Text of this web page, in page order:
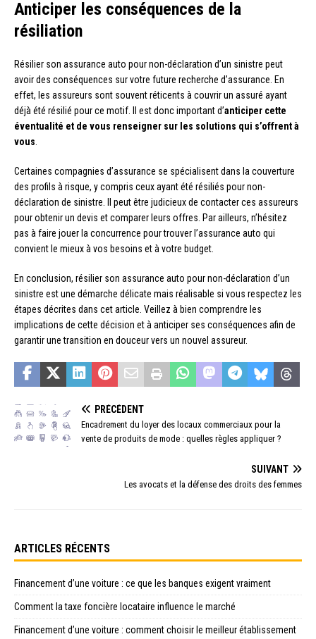
Anticiper les conséquences de la
résiliation
Résilier son assurance auto pour non-déclaration d’un sinistre peut
avoir des conséquences sur votre future recherche d’assurance. En
effet, les assureurs sont souvent réticents à couvrir un assuré ayant
déjà été résilié pour ce motif. Il est donc important d’anticiper cette
éventualité et de vous renseigner sur les solutions qui s’offrent à
vous
Certaines compagnies d’assurance se spécialisent dans la couverture
des profils à risque, y compris ceux ayant été résiliés pour non-
déclaration de sinistre. Il peut être judicieux de contacter ces assureurs
pour obtenir un devis et comparer leurs offres. Par ailleurs, n’hésitez
pas à faire jouer la concurrence pour trouver l’assurance auto qui
convient le mieux à vos besoins et à votre budget.
En conclusion, résilier son assurance auto pour non-déclaration d’un
sinistre est une démarche délicate mais réalisable si vous respectez les
étapes décrites dans cet article. Veillez à bien comprendre les
implications de cette décision et à anticiper ses conséquences afin de
garantir une transition en douceur vers un nouvel assureur.
PRÉCÉDENT
Encadrement du loyer des locaux commerciaux pour la
vente de produits de mode : quelles règles appliquer ?
SUIVANT
Les avocats et la défense des droits des femmes
ARTICLES RÉCENTS
Financement d’une voiture : ce que les banques exigent vraiment
Comment la taxe foncière locataire influence le marché
Financement d’une voiture : comment choisir le meilleur établissement